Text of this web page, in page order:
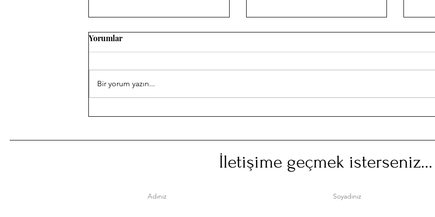
Yorumlar
Bir yorum yazın...
İletişime geçmek isterseniz...
Adınız Soyadınız